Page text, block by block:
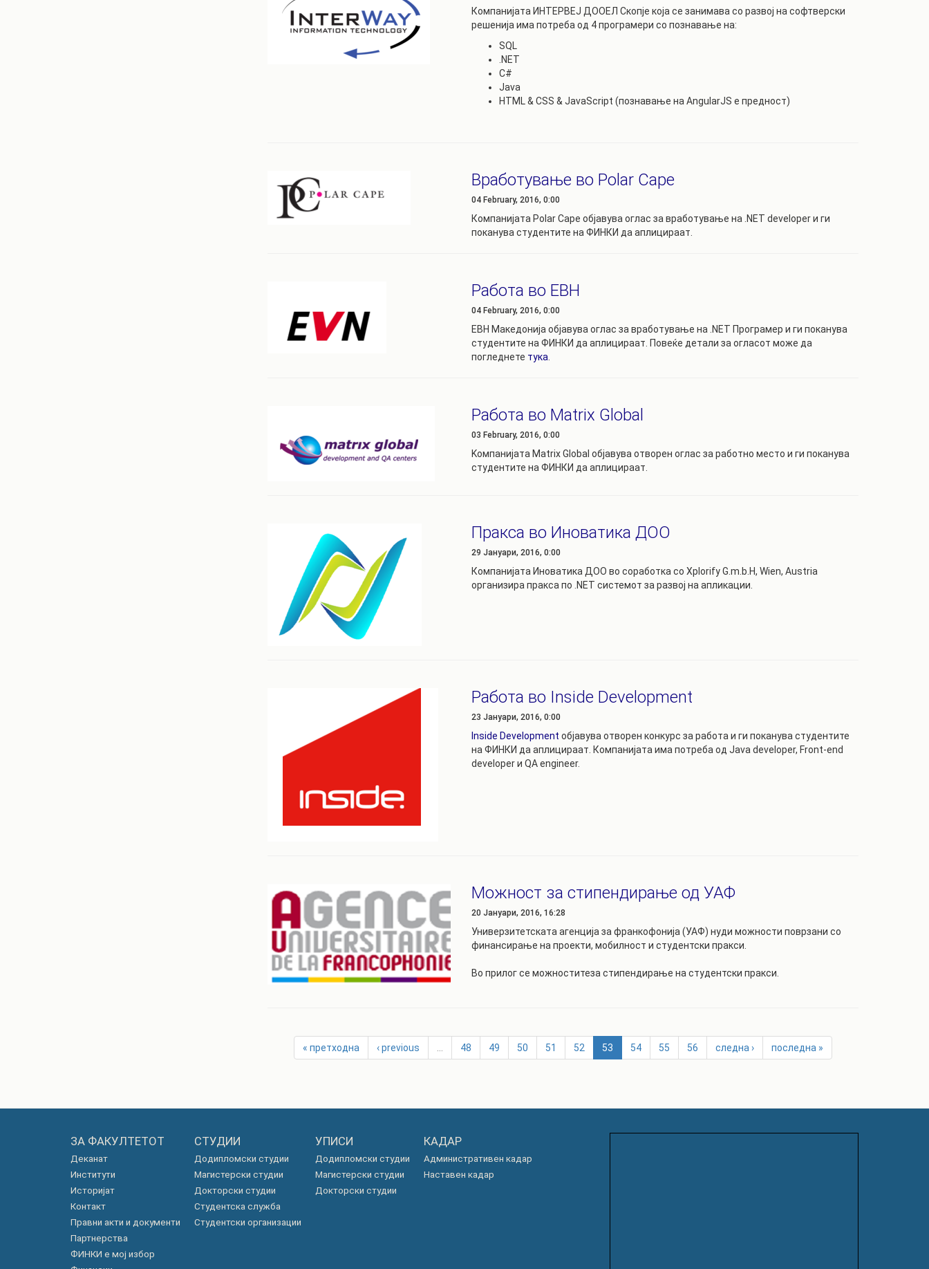
Компанијата ИНТЕРВЕЈ ДООЕЛ Скопје која се занимава со развој на софтверски
решенија има потреба од 4 програмери со познавање на:
SQL
.NET
C#
Java
HTML & CSS & JavaScript (познавање на AngularJS е предност)
Вработување во Polar Cape
04 February, 2016, 0:00
Компанијата Polar Cape објавува оглас за вработување на .NET developer и ги
поканува студентите на ФИНКИ да аплицираат.
Работа во ЕВН
04 February, 2016, 0:00
EВН Македонија објавува оглас за вработување на .NET Програмер и ги поканува
студентите на ФИНКИ да аплицираат. Повеќе детали за огласот може да
погледнете тука
Работа во Matrix Global
03 February, 2016, 0:00
Kомпанијата Matrix Global објавува отворен оглас за работно место и ги поканува
студентите на ФИНКИ да аплицираат.
Пракса во Иноватика ДОО
29 Јануари, 2016, 0:00
Компанијата Иноватика ДОО во соработка со Xplorify G.m.b.H, Wien, Austria
организира пракса по .NET системот за развој на апликации.
Работа во Inside Developmеnt
23 Јануари, 2016, 0:00
Inside Developmеnt објавува отворен конкурс за работа и ги поканува студентите
на ФИНКИ да аплицираат. Компанијата има потреба од Java developer, Front-end
developer и QA engineer.
Можност за стипендирање од УАФ
20 Јануари, 2016, 16:28
Универзитетската агенција за франкофонија (УАФ) нуди можности поврзани со
финансирање на проекти, мобилност и студентски пракси.
Во прилог се можноститеза стипендирање на студентски пракси.
« претходна ‹ previous 48 49 50 51 52 53 54 55 56 следна › последна »
ЗА ФАКУЛТЕТОТ
Деканат
Институти
Историјат
Контакт
Правни акти и документи
Партнерства
ФИНКИ е мој избор
СТУДИИ
Додипломски студии
Магистерски студии
Докторски студии
Студентска служба
Студентски организации
УПИСИ
Додипломски студии
Магистерски студии
Докторски студии
КАДАР
Административен кадар
Наставен кадар